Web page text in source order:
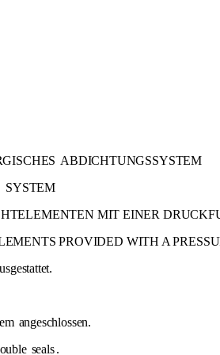
ABDICHTUNGSSYSTEM
SYSTEM
MIT EINER
PROVIDED WITH A
angeschlossen.
seals.